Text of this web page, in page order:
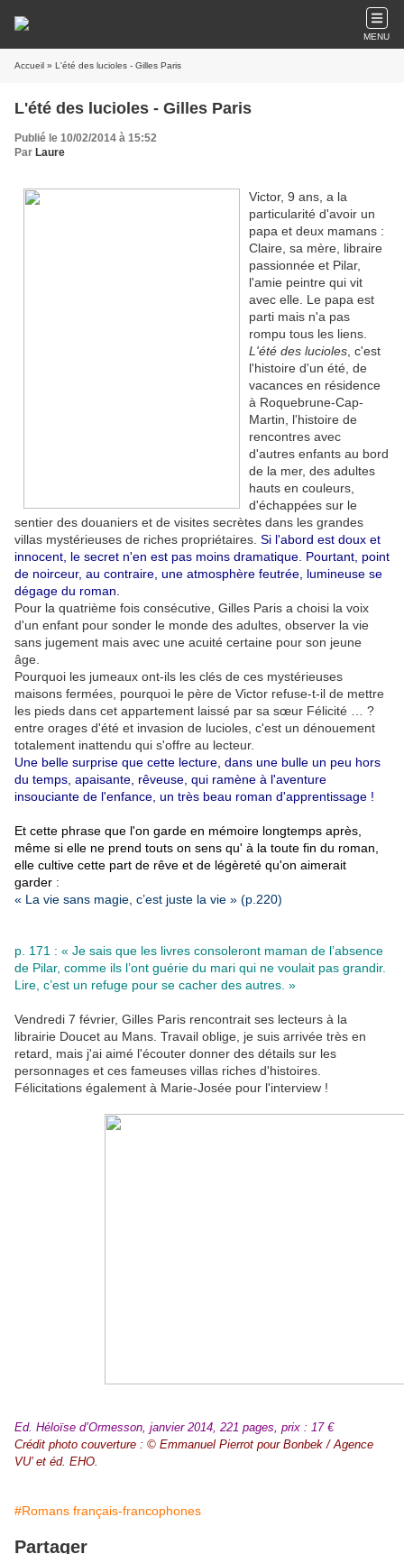
MENU
Accueil » L'été des lucioles - Gilles Paris
L'été des lucioles - Gilles Paris
Publié le 10/02/2014 à 15:52
Par Laure
Victor, 9 ans, a la
particularité d'avoir un
papa et deux mamans :
Claire, sa mère, libraire
passionnée et Pilar,
l'amie peintre qui vit
avec elle. Le papa est
parti mais n'a pas
rompu tous les liens.
L'été des lucioles , c'est
l'histoire d'un été, de
vacances en résidence
à Roquebrune-Cap-
Martin, l'histoire de
rencontres avec
d'autres enfants au bord
de la mer, des adultes
hauts en couleurs,
d'échappées sur le
sentier des douaniers et de visites secrètes dans les grandes
villas mystérieuses de riches propriétaires. Si l'abord est doux et
innocent, le secret n'en est pas moins dramatique. Pourtant, point
de noirceur, au contraire, une atmosphère feutrée, lumineuse se
dégage du roman.
Pour la quatrième fois consécutive, Gilles Paris a choisi la voix
d'un enfant pour sonder le monde des adultes, observer la vie
sans jugement mais avec une acuité certaine pour son jeune
âge.
Pourquoi les jumeaux ont-ils les clés de ces mystérieuses
maisons fermées, pourquoi le père de Victor refuse-t-il de mettre
les pieds dans cet appartement laissé par sa sœur Félicité … ?
entre orages d'été et invasion de lucioles, c'est un dénouement
totalement inattendu qui s'offre au lecteur.
Une belle surprise que cette lecture, dans une bulle un peu hors
du temps, apaisante, rêveuse, qui ramène à l'aventure
insouciante de l'enfance, un très beau roman d'apprentissage !
Et cette phrase que l'on garde en mémoire longtemps après,
même si elle ne prend touts on sens qu' à la toute fin du roman,
elle cultive cette part de rêve et de légèreté qu'on aimerait
garder :
« La vie sans magie, c’est juste la vie » (p.220)
p. 171 : « Je sais que les livres consoleront maman de l’absence
de Pilar, comme ils l’ont guérie du mari qui ne voulait pas grandir.
Lire, c’est un refuge pour se cacher des autres. »
Vendredi 7 février, Gilles Paris rencontrait ses lecteurs à la
librairie Doucet au Mans. Travail oblige, je suis arrivée très en
retard, mais j'ai aimé l'écouter donner des détails sur les
personnages et ces fameuses villas riches d'histoires.
Félicitations également à Marie-Josée pour l'interview !
Ed. Héloïse d’Ormesson, janvier 2014, 221 pages, prix : 17 €
Crédit photo couverture : © Emmanuel Pierrot pour Bonbek / Agence
VU’ et éd. EHO.
#Romans français-francophones
Partager